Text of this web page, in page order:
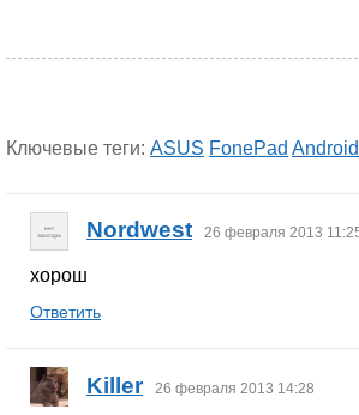
Ключевые теги: ASUS FonePad Android
Nordwest 26 февраля 2013
хорош
Ответить
Killer 26 февраля 2013 14:28